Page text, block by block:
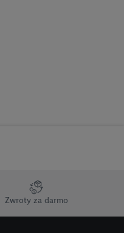
Zwroty za darmo